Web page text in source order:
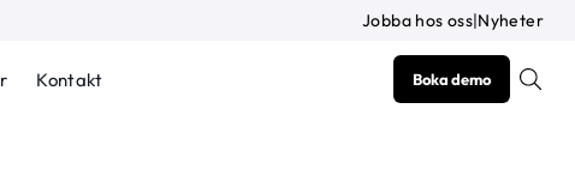
Jobba hos oss|Nyheter
Kontakt Boka demo